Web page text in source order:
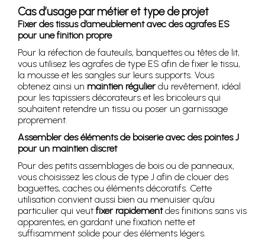
Cas d’usage par métier et type de projet
Fixer des tissus d’ameublement avec des agrafes ES
pour une finition propre
Pour la réfection de fauteuils, banquettes ou têtes de lit,
vous utilisez les agrafes de type ES afin de fixer le tissu,
la mousse et les sangles sur leurs supports. Vous
obtenez ainsi un maintien régulierdu revêtement, idéal
pour les tapissiers décorateurs et les bricoleurs qui
souhaitent retendre un tissu ou poser un garnissage
proprement.
Assembler des éléments de boiserie avec des pointes J
pour un maintien discret
Pour des petits assemblages de bois ou de panneaux,
vous choisissez les clous de type J afin de clouer des
baguettes, caches ou éléments décoratifs. Cette
utilisation convient aussi bien au menuisier qu’au
particulier qui veut fixer rapidementdes finitions sans vis
apparentes, en gardant une fixation nette et
suffisamment solide pour des éléments légers.